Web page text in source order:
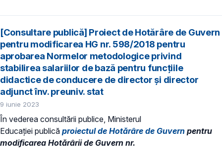
[Consultare publică] Proiect de Hotărâre de Guvern
pentru modificarea HG nr. 598/2018 pentru
aprobarea Normelor metodologice privind
stabilirea salariilor de bază pentru funcțiile
didactice de conducere de director și director
adjunct înv. preuniv. stat
9 iunie 2023
În vederea consultării publice, Ministerul
Educaţiei publică proiectul de Hotărâre de Guvern pentru
modificarea Hotărârii de Guvern nr.